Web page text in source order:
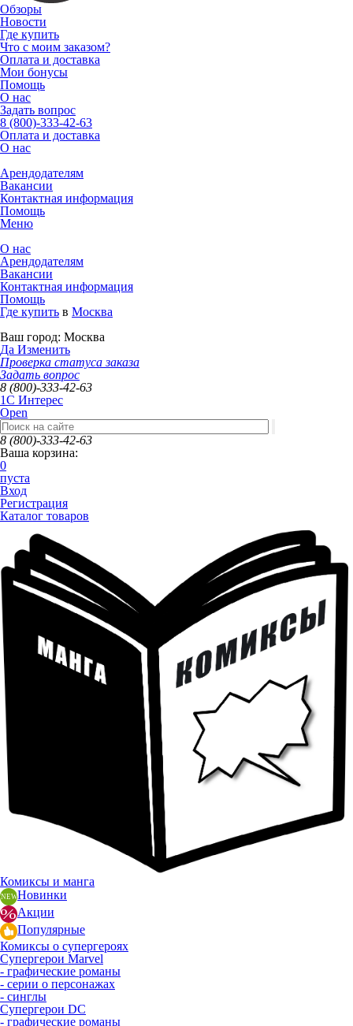
Обзоры
Новости
Где купить
Что с моим заказом?
Оплата и доставка
Мои бонусы
Помощь
О нас
Задать вопрос
8 (800)-333-42-63
Оплата и доставка
О нас
Арендодателям
Вакансии
Контактная информация
Помощь
Меню
О нас
Арендодателям
Вакансии
Контактная информация
Помощь
Где купить в Москва
Ваш город: Москва
Да Изменить
Проверка статуса заказа
Задать вопрос
8 (800)-333-42-63
1C Интерес
Open
8 (800)-333-42-63
Ваша корзина:
0
пуста
Вход
Регистрация
Каталог товаров
Комиксы и манга
Новинки
Акции
Популярные
Комиксы о супергероях
Супергерои Marvel
- графические романы
- серии о персонажах
- синглы
Супергерои DC
- графические романы